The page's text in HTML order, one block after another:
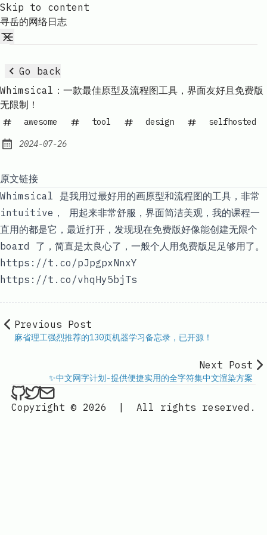
Skip to content
寻岳的网络日志
Go back
Whimsical：一款最佳原型及流程图工具，界面友好且免费版
无限制！
awesome tool design selfhosted
Published:
2024-07-26
原文链接
Whimsical 是我用过最好用的画原型和流程图的工具，非常
intuitive， 用起来非常舒服，界面简洁美观，我的课程一
直用的都是它，最近打开，发现现在免费版好像能创建无限个
board 了，简直是太良心了，一般个人用免费版足足够用了。
https://t.co/pJpgpxNnxY
https://t.co/vhqHy5bjTs
Previous Post
麻省理工强烈推荐的130页机器学习备忘录，已开源！
Next Post
✨中文网字计划-提供便捷实用的全字符集中文渲染方案
ethan4768 on Github
ethan4768 on Twitter
Send an email to
Copyright © 2026
All rights reserved.